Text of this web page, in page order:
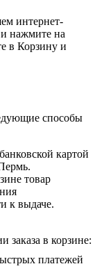
интернет-
нажмите на
в Корзину и
способы
картой
товар
к выдаче.
заказа в корзине:
платежей